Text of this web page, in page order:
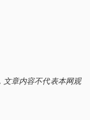
文章内容不代表本网观